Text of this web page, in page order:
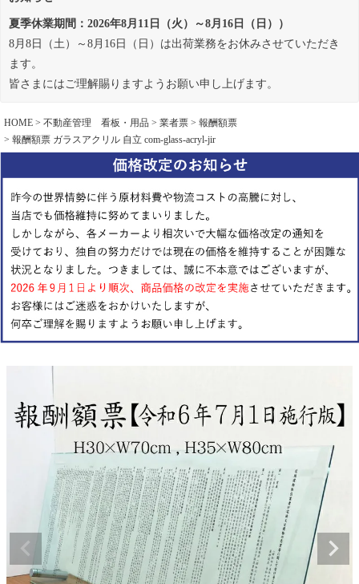
夏季休業期間：2026年8月11日（火）～8月16日（日））
8月8日（土）～8月16日（日）は出荷業務をお休みさせていただき
ます。
皆さまにはご理解賜りますようお願い申し上げます。
HOME 不動産管理 看板・用品 業者票
報酬額票
報酬額票 ガラスアクリル 自立 com-glass-acryl-jir